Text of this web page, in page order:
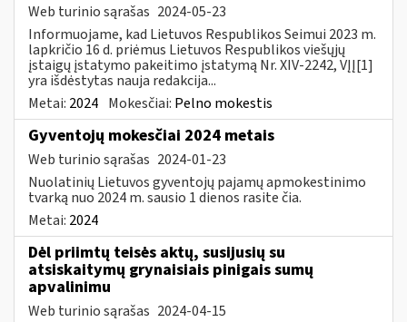
Web turinio sąrašas 2024-05-23
Informuojame, kad Lietuvos Respublikos Seimui 2023 m.
lapkričio 16 d. priėmus Lietuvos Respublikos viešųjų
įstaigų įstatymo pakeitimo įstatymą Nr. XIV-2242, VĮĮ[1]
yra išdėstytas nauja redakcija...
Metai: 2024 Mokesčiai: Pelno mokestis
Gyventojų mokesčiai 2024 metais
Web turinio sąrašas 2024-01-23
Nuolatinių Lietuvos gyventojų pajamų apmokestinimo
tvarką nuo 2024 m. sausio 1 dienos rasite čia.
Metai: 2024
Dėl priimtų teisės aktų, susijusių su
atsiskaitymų grynaisiais pinigais sumų
apvalinimu
Web turinio sąrašas 2024-04-15